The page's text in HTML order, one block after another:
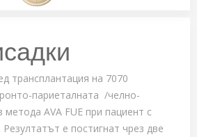
трансплантация на 7070
париеталната /челно-
AVA FUE при пациент с
е постигнат чрез две